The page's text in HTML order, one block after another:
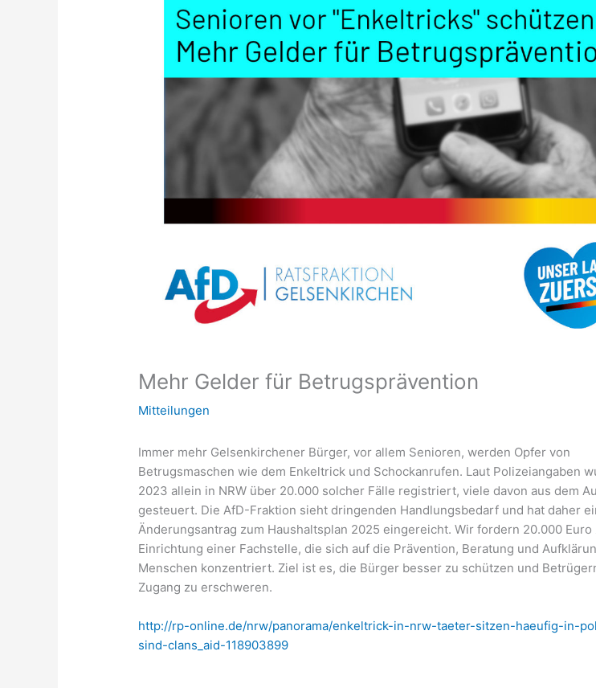
Mehr Gelder für Betrugsprävention
Mitteilungen
Immer mehr Gelsenkirchener Bürger, vor allem Senioren, werden Opfer von
Betrugsmaschen wie dem Enkeltrick und Schockanrufen. Laut Polizeiangaben
2023 allein in NRW über 20.000 solcher Fälle registriert, viele davon aus dem
gesteuert. Die AfD-Fraktion sieht dringenden Handlungsbedarf und hat daher
Änderungsantrag zum Haushaltsplan 2025 eingereicht. Wir fordern 20.000 Euro
Einrichtung einer Fachstelle, die sich auf die Prävention, Beratung und
Menschen konzentriert. Ziel ist es, die Bürger besser zu schützen und
Zugang zu erschweren.
http://rp-online.de/nrw/panorama/enkeltrick-in-nrw-taeter-sitzen-haeufig-in-
sind-clans_aid-118903899